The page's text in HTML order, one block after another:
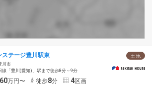
土 地
ステージ豊川駅東
川市
線「豊川(愛知)」駅まで徒歩8分～9分
万円〜 徒歩8分 4区画